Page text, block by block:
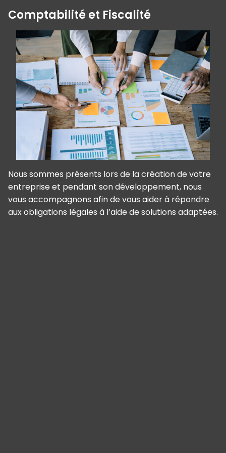
Comptabilité et Fiscalité
Nous sommes présents lors de la création de votre
entreprise et pendant son développement, nous
vous accompagnons afin de vous aider à répondre
aux obligations légales à l’aide de solutions adaptées.